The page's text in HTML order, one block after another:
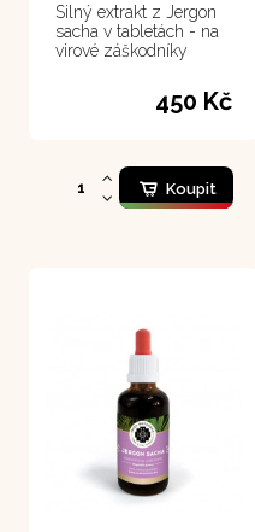
Silný extrakt z Jergon
sacha v tabletách - na
virové záškodníky
450 Kč
Koupit